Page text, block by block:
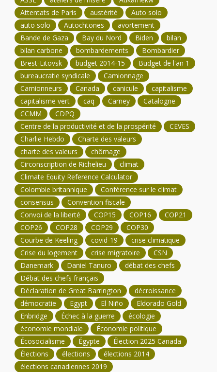
Attentats de Paris
austérité
Auto solo
auto solo
Autochtones
avortement
Bande de Gaza
Bay du Nord Biden
bilan
bilan carbone
bombardements
Bombardier
Brest-Litovsk
budget 2014-15
Budget de l'an 1
bureaucratie syndicale
Camionnage
Camionneurs
Canada canicule
capitalisme
capitalisme vert
caq Carney
Catalogne
CCMM
CDPQ
Centre de la productivité et de la prospérité
CEVES
Charlie Hebdo
Charte des valeurs
charte des valeurs
chômage
Circonscription de Richelieu
climat
Climate Equity Reference Calculator
Colombie britannique
Conférence sur le climat
consensus
Convention fiscale
Convoi de la liberté
COP15 COP16
COP21
COP26
COP28 COP29
COP30
Courbe de Keeling
covid-19
crise climatique
Crise du logement
crise migratoire
CSN
Danemark
Daniel Tanuro
débat des chefs
Débat des chefs français
Déclaration de Great Barrington
décroissance
démocratie
Egypt El Niño
Eldorado Gold
Enbridge
Échec à la guerre
écologie
économie mondiale
Économie politique
Écosocialisme
Égypte
Élection 2025 Canada
Élections
élections
élections 2014
élections canadiennes 2019